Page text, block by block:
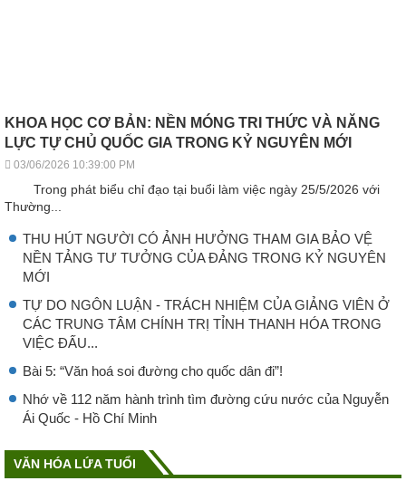
KHOA HỌC CƠ BẢN: NỀN MÓNG TRI THỨC VÀ NĂNG
LỰC TỰ CHỦ QUỐC GIA TRONG KỶ NGUYÊN MỚI
03/06/2026 10:39:00 PM
Trong phát biểu chỉ đạo tại buổi làm việc ngày 25/5/2026 với
Thường...
THU HÚT NGƯỜI CÓ ẢNH HƯỞNG THAM GIA BẢO VỆ
NỀN TẢNG TƯ TƯỞNG CỦA ĐẢNG TRONG KỶ NGUYÊN
MỚI
TỰ DO NGÔN LUẬN - TRÁCH NHIỆM CỦA GIẢNG VIÊN Ở
CÁC TRUNG TÂM CHÍNH TRỊ TỈNH THANH HÓA TRONG
VIỆC ĐẤU...
Bài 5: “Văn hoá soi đường cho quốc dân đi”!
Nhớ về 112 năm hành trình tìm đường cứu nước của Nguyễn
Ái Quốc - Hồ Chí Minh
VĂN HÓA LỨA TUỔI